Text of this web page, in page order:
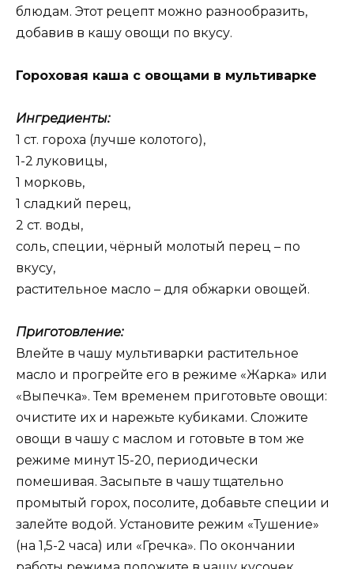
блюдам. Этот рецепт можно разнообразить,
добавив в кашу овощи по вкусу.
Гороховая каша с овощами в мультиварке
Ингредиенты:
1 ст. гороха (лучше колотого),
1-2 луковицы,
1 морковь,
1 сладкий перец,
2 ст. воды,
соль, специи, чёрный молотый перец – по
вкусу,
растительное масло – для обжарки овощей.
Приготовление:
Влейте в чашу мультиварки растительное
масло и прогрейте его в режиме «Жарка» или
«Выпечка». Тем временем приготовьте овощи:
очистите их и нарежьте кубиками. Сложите
овощи в чашу с маслом и готовьте в том же
режиме минут 15-20, периодически
помешивая. Засыпьте в чашу тщательно
промытый горох, посолите, добавьте специи и
залейте водой. Установите режим «Тушение»
(на 1,5-2 часа) или «Гречка». По окончании